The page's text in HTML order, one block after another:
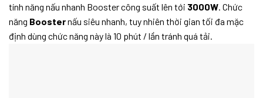
tính năng nấu nhanh Booster công suất lên tới 3000W . Chức
năng Boosternấu siêu nhanh, tuy nhiên thời gian tối đa mặc
định dùng chức năng này là 10 phút / lần tránh quá tải.